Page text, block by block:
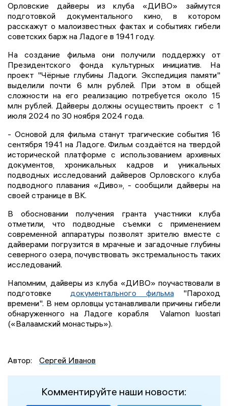
Орловские дайверы из клуба «ДИВО» займутся
подготовкой документального кино, в котором
расскажут о малоизвестных фактах и событиях гибели
советских барж на Ладоге в 1941 году.
На создание фильма они получили поддержку от
Президентского фонда культурных инициатив. На
проект "Чёрные глубины Ладоги. Экспедиция памяти"
выделили почти 6 млн рублей. При этом в общей
сложности на его реализацию потребуется около 15
млн рублей. Дайверы должны осуществить проект с 1
июля 2024 по 30 ноября 2024 года.
- Основой для фильма станут трагические события 16
сентября 1941 на Ладоге. Фильм создаётся на твердой
исторической платформе с использованием архивных
документов, хроникальных кадров и уникальных
подводных исследований дайверов Орловского клуба
подводного плавания «Диво», - сообщили дайверы на
своей странице в ВК.
В обосновании получения гранта участники клуба
отметили, что подводные съемки с применением
современной аппаратуры позволят зрителю вместе с
дайверами погрузится в мрачные и загадочные глубины
северного озера, почувствовать экстремальность таких
исследований.
Напомним, дайверы из клуба «ДИВО» поучаствовали в
подготовке документального фильма"Пароход
времени". В нем орловцы устанавливали причины гибели
обнаруженного на Ладоге корабля Valamon luostari
(«Валаамский монастырь»).
Автор: Сергей Иванов
Комментируйте наши новости: